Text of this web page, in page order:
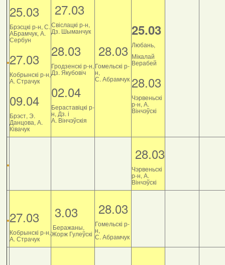
25.03
Брэсцкі р-н, С.
АБрамчук, А.
Сербун
27.03
Кобрынскі р-н,
А. Страчук
09.04
Брэст, Э.
Данцова, А.
Ківачук
27.03
Свіслацкі р-н,
Дз. Шыманчук
28.03
Гродзенскі р-н,
Дз. Якубовіч
02.04
Бераставіцкі р-
н, Дз. і
А. Вінчэўскія
28.03
Гомельскі р-
н,
С. Абрамчук
25.03
Любань,
Мікалай
Верабей
28.03
Чэрвеньскі
р-н, А.
Вінчэўскі
28.03
Чэрвеньскі
р-н, А.
Вінчэўскі
27.03
Кобрынскі р-н,
А. Страчук
3.03
Беражаны,
Жорж Гулеўскі
28.03
Гомельскі р-
н,
С. Абрамчук